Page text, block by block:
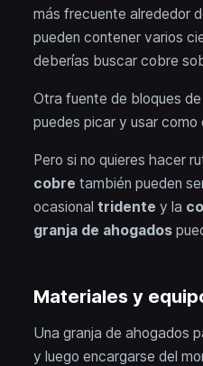
más frecuente alrededor
pueden contener varios
deberías buscar cobre
Otra fuente de bloques
puedes picar y usar
Pero si no quieres hacer
cobre también pueden
ocasional tridente y la
granja de ahogados
Materiales y
Una granja de ahogados
y luego encargarse del